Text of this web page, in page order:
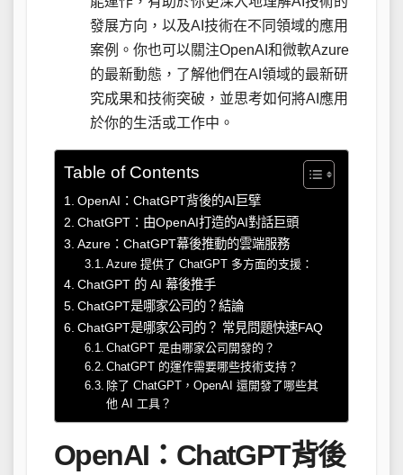
發展方向，以及AI技術在不同領域的應用
案例。你也可以關注OpenAI和微軟Azure
的最新動態，了解他們在AI領域的最新研
究成果和技術突破，並思考如何將AI應用
於你的生活或工作中。
Table of Contents
OpenAI：ChatGPT背後的AI巨擘
ChatGPT：由OpenAI打造的AI對話巨頭
Azure：ChatGPT幕後推動的雲端服務
Azure 提供了 ChatGPT 多方面的支援：
ChatGPT 的 AI 幕後推手
ChatGPT是哪家公司的？結論
ChatGPT是哪家公司的？ 常見問題快速FAQ
ChatGPT 是由哪家公司開發的？
ChatGPT 的運作需要哪些技術支持？
除了 ChatGPT，OpenAI 還開發了哪些其
他 AI 工具？
OpenAI：ChatGPT背後